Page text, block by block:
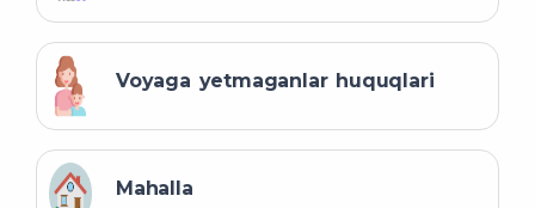
Voyaga yetmaganlar huquqlari
Mahalla